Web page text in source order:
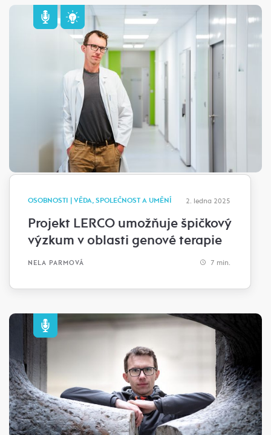
OSOBNOSTI | VĚDA, SPOLEČNOST A UMĚNÍ 2. ledna 2025
Projekt LERCO umožňuje špičkový
výzkum v oblasti genové terapie
NELA PARMOVÁ 7 min.